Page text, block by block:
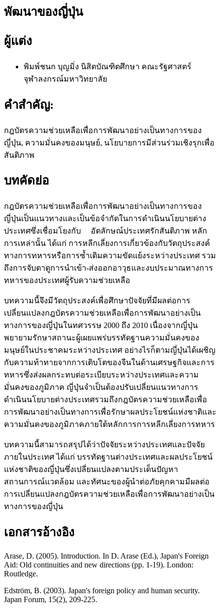
พัฒนาของญี่ปุ่น
ผู้แต่ง
พิมพ์ชนก บุญมิ่ง นิสิตบัณฑิตศึกษา คณะรัฐศาสตร์
จุฬาลงกรณ์มหาวิทยาลัย
คำสำคัญ:
กฎบัตรความช่วยเหลือเพื่อการพัฒนาอย่างเป็นทางการของ
ญี่ปุ่น, ความมั่นคงของมนุษย์, นโยบายการมีส่วนร่วมเชิงรุกเพื่อ
สันติภาพ
บทคัดย่อ
กฎบัตรความช่วยเหลือเพื่อการพัฒนาอย่างเป็นทางการของ
ญี่ปุ่นเป็นแนวทางและเป็นข้อจำกัดในการดำเนินนโยบายต่าง
ประเทศซึ่งเชื่อมโยงกับ อัตลักษณ์ประเทศรักสันติภาพ หลัก
การเหล่านั้น ได้แก่ การหลีกเลี่ยงการเกี่ยวข้องกับวัตถุประสงค์
ทางการทหารหรือการซ้ำเติมความขัดแย้งระหว่างประเทศ รวม
ถึงการจับตาดูการนำเข้า-ส่งออกอาวุธและงบประมาณทางการ
ทหารของประเทศผู้รับความช่วยเหลือ
บทความนี้จึงมีวัตถุประสงค์เพื่อศึกษาปัจจัยที่มีผลต่อการ
เปลี่ยนแปลงกฎบัตรความช่วยเหลือเพื่อการพัฒนาอย่างเป็น
ทางการของญี่ปุ่นในทศวรรษ 2000 ถึง 2010 เนื่องจากญี่ปุ่น
พยายามรักษาสถานะผู้เผยแพร่บรรทัดฐานความมั่นคงของ
มนุษย์ในประชาคมระหว่างประเทศ อย่างไรก็ตามญี่ปุ่นได้เผชิญ
กับความท้าทายจากการเติบโตของจีนในด้านเศรษฐกิจและการ
ทหารซึ่งส่งผลกระทบต่อระเบียบระหว่างประเทศและความ
มั่นคงของภูมิภาค ญี่ปุ่นจำเป็นต้องปรับเปลี่ยนแนวทางการ
ดำเนินนโยบายต่างประเทศรวมถึงกฎบัตรความช่วยเหลือเพื่อ
การพัฒนาอย่างเป็นทางการเพื่อรักษาผลประโยชน์แห่งชาติและ
ความมั่นคงของภูมิภาคภายใต้หลักการการหลีกเลี่ยงการทหาร
บทความนี้สามารถสรุปได้ว่าปัจจัยระหว่างประเทศและปัจจัย
ภายในประเทศ ได้แก่ บรรทัดฐานต่างประเทศและผลประโยชน์
แห่งชาติของญี่ปุ่นซึ่งเปลี่ยนแปลงตามประเด็นปัญหา
สถานการณ์แวดล้อม และทัศนะของผู้นำต่อภัยคุกคามมีผลต่อ
การเปลี่ยนแปลงกฎบัตรความช่วยเหลือเพื่อการพัฒนาอย่างเป็น
ทางการของญี่ปุ่น
เอกสารอ้างอิง
Arase, D. (2005). Introduction. In D. Arase (Ed.), Japan's Foreign
Aid: Old continuities and new directions (pp. 1-19). London:
Routledge.
Edström, B. (2003). Japan's foreign policy and human security.
Japan Forum, 15(2), 209-225.